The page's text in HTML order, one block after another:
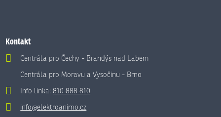
Kontakt
Centrála pro Čechy - Brandýs nad Labem
Centrála pro Moravu a Vysočinu - Brno
Info linka:810 888 810
info@elektroanimo.cz